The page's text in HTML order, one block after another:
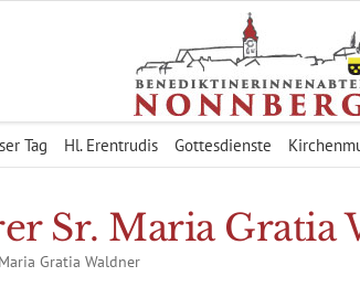
Tag Hl. Erentrudis Gottesdienste
Sr. Maria Gratia
Gratia Waldner